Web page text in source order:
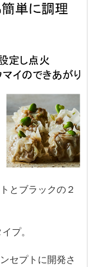
とブラックの２
プ。
セプトに開発さ